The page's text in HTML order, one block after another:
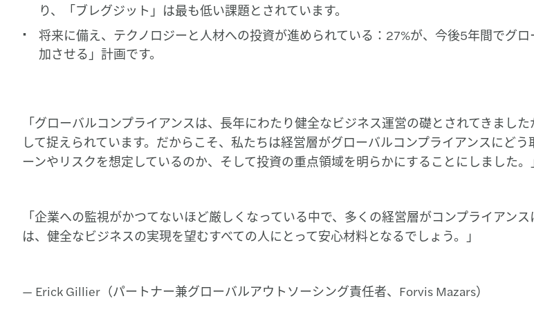
り、「ブレグジット」は最も低い課題とされています。
将来に備え、テクノロジーと人材への投資が進められている：27%が、今後5年間でグ
加させる」計画です。
「グローバルコンプライアンスは、長年にわたり健全なビジネス運営の礎とされてきまし
して捉えられています。だからこそ、私たちは経営層がグローバルコンプライアンスにど
ーンやリスクを想定しているのか、そして投資の重点領域を明らかにすることにしました。
「企業への監視がかつてないほど厳しくなっている中で、多くの経営層がコンプライアン
は、健全なビジネスの実現を望むすべての人にとって安心材料となるでしょう。」
— Erick Gillier（パートナー兼グローバルアウトソーシング責任者、Forvis Mazars）